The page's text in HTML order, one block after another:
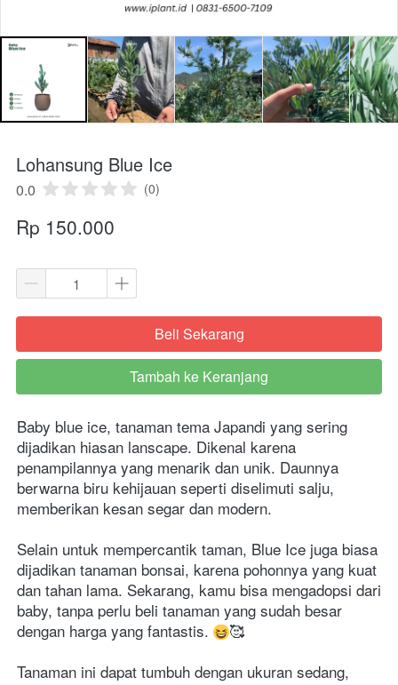
Lohansung Blue Ice
0.0 (0)
Rp 150.000
`Beli Sekarang
`
Tambah ke Keranjang
Baby blue ice, tanaman tema Japandi yang sering
dijadikan hiasan lanscape. Dikenal karena
penampilannya yang menarik dan unik. Daunnya
berwarna biru kehijauan seperti diselimuti salju,
memberikan kesan segar dan modern.
Selain untuk mempercantik taman, Blue Ice juga biasa
dijadikan tanaman bonsai, karena pohonnya yang kuat
dan tahan lama. Sekarang, kamu bisa mengadopsi dari
baby, tanpa perlu beli tanaman yang sudah besar
dengan harga yang fantastis.
🥰
Tanaman ini dapat tumbuh dengan ukuran sedang,